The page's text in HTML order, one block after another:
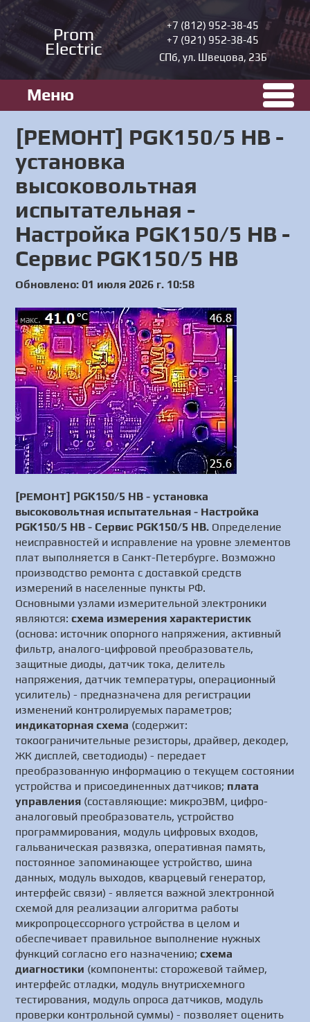
Prom
Electric
+7 (812) 952-38-45
+7 (921) 952-38-45
СПб, ул. Швецова, 23Б
Меню
[РЕМОНТ] PGK150/5 HB -
установка
высоковольтная
испытательная -
Настройка PGK150/5 HB -
Сервис PGK150/5 HB
Обновлено: 01 июля 2026 г. 10:58
[РЕМОНТ] PGK150/5 HB - установка
высоковольтная испытательная - Настройка
PGK150/5 HB - Сервис PGK150/5 HB. Определение
неисправностей и исправление на уровне элементов
плат выполняется в Санкт-Петербурге. Возможно
производство ремонта с доставкой средств
измерений в населенные пункты РФ.
Основными узлами измерительной электроники
являются:схема измерения характеристик
(основа: источник опорного напряжения, активный
фильтр, аналого-цифровой преобразователь,
защитные диоды, датчик тока, делитель
напряжения, датчик температуры, операционный
усилитель) - предназначена для регистрации
изменений контролируемых параметров;
индикаторная схема (содержит:
токоограничительные резисторы, драйвер, декодер,
ЖК дисплей, светодиоды) - передает
преобразованную информацию о текущем состоянии
устройства и присоединенных датчиков; плата
управления (составляющие: микроЭВМ, цифро-
аналоговый преобразователь, устройство
программирования, модуль цифровых входов,
гальваническая развязка, оперативная память,
постоянное запоминающее устройство, шина
данных, модуль выходов, кварцевый генератор,
интерфейс связи) - является важной электронной
схемой для реализации алгоритма работы
микропроцессорного устройства в целом и
обеспечивает правильное выполнение нужных
функций согласно его назначению;схема
диагностики (компоненты: сторожевой таймер,
интерфейс отладки, модуль внутрисхемного
тестирования, модуль опроса датчиков, модуль
проверки контрольной суммы) - позволяет оценить